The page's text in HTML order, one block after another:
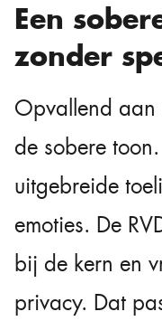
Een
zonder
Opvallend
de sobere
uitgebreide
emoties. De
bij de kern en
privacy. Dat